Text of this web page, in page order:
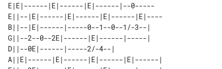
E|E|------|E|------|E|------|--0-----
E||--|E|------|E|------|E|------|E|----
B||--|E|------|-----0--1--0--1/-3--|
G||--2--0--2E|------|E|------|-----|
D||--0E|------|-----2/-4--|
A||E|------|E|------|E|------|E|------|